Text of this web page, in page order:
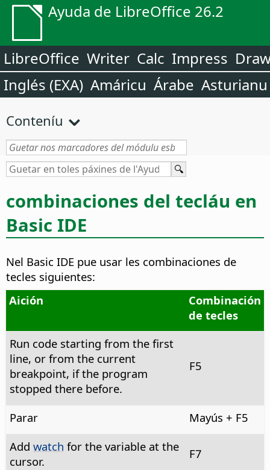
Ayuda de LibreOffice 26.2
LibreOffice Writer Calc Impress
Inglés (EXA) Amáricu Árabe Asturianu
Conteníu
combinaciones del tecláu en
Basic IDE
Nel Basic IDE pue usar les combinaciones de
tecles siguientes:
Aición
Combinación
de tecles
Run code starting from the first
line, or from the current
breakpoint, if the program
stopped there before.
F5
Parar
Mayús + F5
Add watch for the variable at the
cursor.
F7